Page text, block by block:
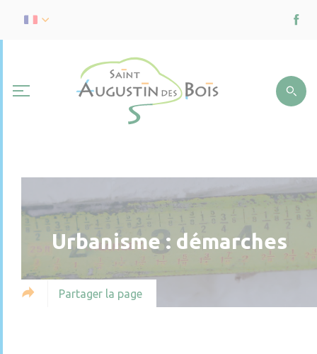
Urbanisme : démarches
Partager la page